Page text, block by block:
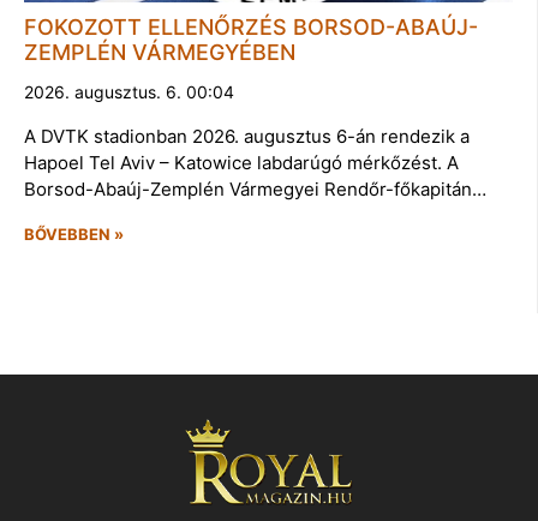
FOKOZOTT ELLENŐRZÉS BORSOD-ABAÚJ-
ZEMPLÉN VÁRMEGYÉBEN
2026. augusztus. 6. 00:04
A DVTK stadionban 2026. augusztus 6-án rendezik a
Hapoel Tel Aviv – Katowice labdarúgó mérkőzést. A
Borsod-Abaúj-Zemplén Vármegyei Rendőr-főkapitán…
BŐVEBBEN »